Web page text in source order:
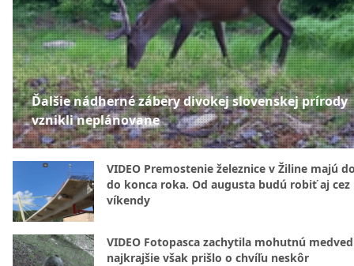
Ďalšie nádherné zábery divokej slovenskej prírody
vznikli neplánovane
VIDEO Premostenie železnice v Žiline majú
do konca roka. Od augusta budú robiť aj cez
víkendy
VIDEO Fotopasca zachytila mohutnú
najkrajšie však prišlo o chvíľu neskôr